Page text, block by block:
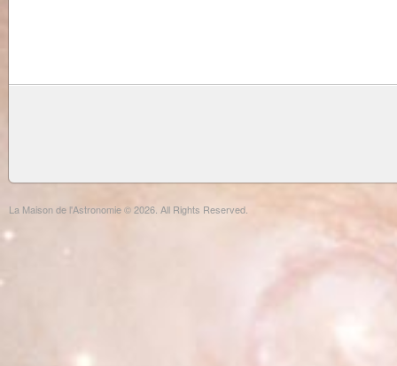
La Maison de l'Astronomie © 2026. All Rights Reserved.